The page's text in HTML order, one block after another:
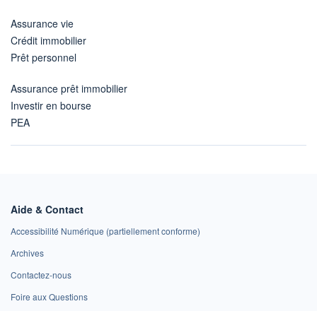
Assurance vie
Crédit immobilier
Prêt personnel
Assurance prêt immobilier
Investir en bourse
PEA
Aide & Contact
Accessibilité Numérique (partiellement conforme)
Archives
Contactez-nous
Foire aux Questions